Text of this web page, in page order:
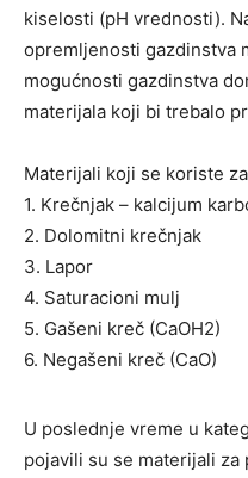
kiselosti (pH vrednosti).
opremljenosti gazdinstva
mogućnosti gazdinstva
materijala koji bi trebalo
Materijali koji se koriste
1. Krečnjak – kalcijum
2. Dolomitni krečnjak
3. Lapor
4. Saturacioni mulj
5. Gašeni kreč (CaOH2)
6. Negašeni kreč (CaO)
U poslednje vreme u
pojavili su se materijali